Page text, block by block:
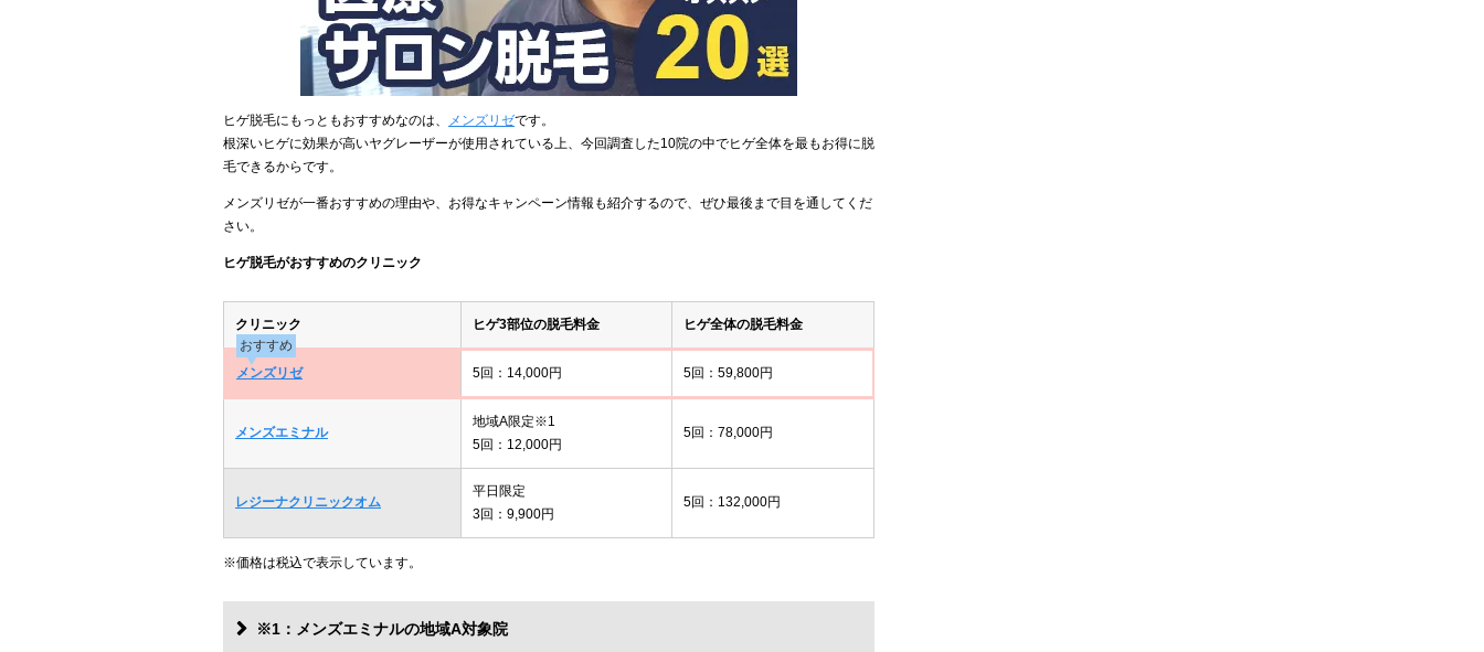
ヒゲ脱毛にもっともおすすめなのは、 メンズリゼです。
根深いヒゲに効果が高いヤグレーザーが使用されている上、今回調査した10院の中でヒゲ全体を最もお得に脱
毛できるからです。
メンズリゼが一番おすすめの理由や、お得なキャンペーン情報も紹介するので、ぜひ最後まで目を通してくだ
さい。
ヒゲ脱毛がおすすめのクリニック
クリニック ヒゲ3部位の脱毛料金
ヒゲ全体の脱毛料金
おすすめ
メンズリゼ
5回：14,000円 5回：59,800円
メンズエミナル
地域A限定※1
5回：12,000円
5回：78,000円
レジーナクリニックオム
平日限定
3回：9,900円
5回：132,000円
※価格は税込で表示しています。
※1：メンズエミナルの地域A対象院